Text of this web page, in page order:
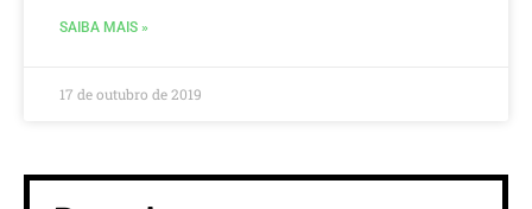
SAIBA MAIS »
17 de outubro de 2019